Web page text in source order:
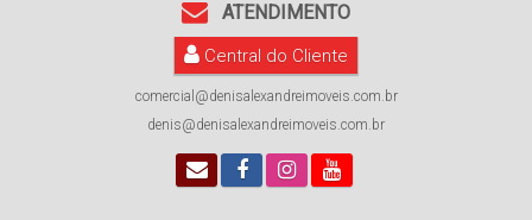
ATENDIMENTO
Central do Cliente
comercial@denisalexandreimoveis.com.br
denis@denisalexandreimoveis.com.br